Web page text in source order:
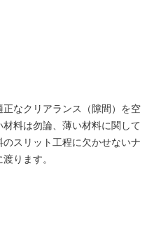
なクリアランス（隙間）を空
料は勿論、薄い材料に関して
スリット工程に欠かせないナ
ります。